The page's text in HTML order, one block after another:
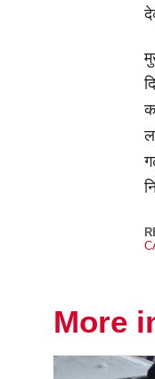
More